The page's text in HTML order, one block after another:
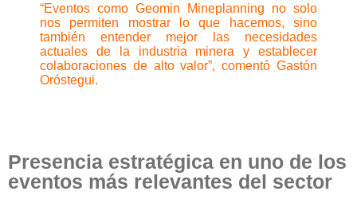
“Eventos como Geomin Mineplanning no solo
nos permiten mostrar lo que hacemos, sino
también entender mejor las necesidades
actuales de la industria minera y establecer
colaboraciones de alto valor”, comentó Gastón
Oróstegui.
Presencia estratégica en uno de los
eventos más relevantes del sector